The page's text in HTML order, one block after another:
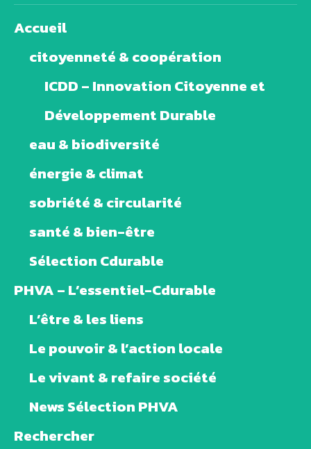
Accueil
citoyenneté & coopération
ICDD – Innovation Citoyenne et
Développement Durable
eau & biodiversité
énergie & climat
sobriété & circularité
santé & bien-être
Sélection Cdurable
PHVA – L’essentiel-Cdurable
L’être & les liens
Le pouvoir & l’action locale
Le vivant & refaire société
News Sélection PHVA
Rechercher